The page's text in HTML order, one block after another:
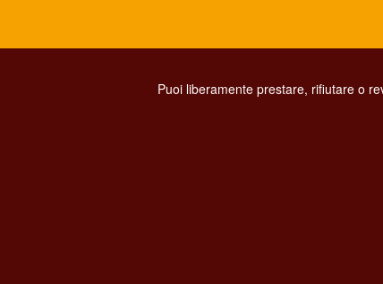
Puoi liberamente prestare, rifiutare o